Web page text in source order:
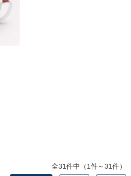
全31件中（1件～31件）